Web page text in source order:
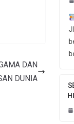
DAN
DUNIA